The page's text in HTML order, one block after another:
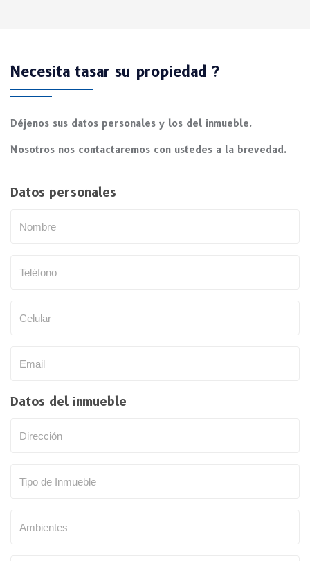
Necesita tasar su propiedad ?
Déjenos sus datos personales y los del inmueble.
Nosotros nos contactaremos con ustedes a la brevedad.
Datos personales
Datos del inmueble